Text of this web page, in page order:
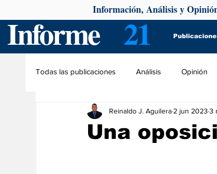
Informe 21
Información, Análisis y
Todas las publicaciones Análisis Opinión
Una
Reinaldo J. Aguilera 2 jun 2023 3